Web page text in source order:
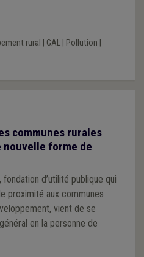
rural GAL| Pollution
communes rurales
nouvelle forme de
d’utilité publique qui
proximité aux communes
vient de se
en la personne de